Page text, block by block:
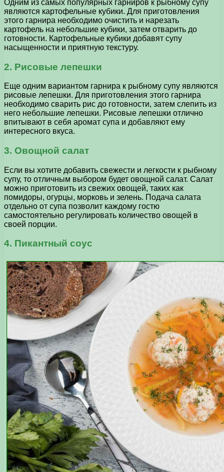
Одним из самых популярных гарниров к рыбному супу
являются картофельные кубики. Для приготовления
этого гарнира необходимо очистить и нарезать
картофель на небольшие кубики, затем отварить до
готовности. Картофельные кубики добавят супу
насыщенности и приятную текстуру.
2. Рисовые лепешки
Еще одним вариантом гарнира к рыбному супу являются
рисовые лепешки. Для приготовления этого гарнира
необходимо сварить рис до готовности, затем слепить из
него небольшие лепешки. Рисовые лепешки отлично
впитывают в себя аромат супа и добавляют ему
интересного вкуса.
3. Овощной салат
Если вы хотите добавить свежести и легкости к рыбному
супу, то отличным выбором будет овощной салат. Салат
можно приготовить из свежих овощей, таких как
помидоры, огурцы, морковь и зелень. Подача салата
отдельно от супа позволит каждому гостю
самостоятельно регулировать количество овощей в
своей порции.
4. Пикантный соус